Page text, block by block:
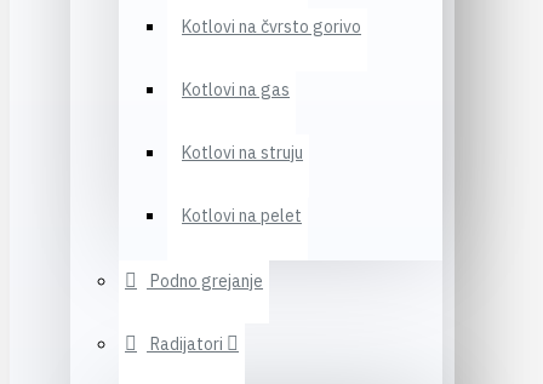
Kotlovi na čvrsto gorivo
Kotlovi na gas
Kotlovi na struju
Kotlovi na pelet
Podno grejanje
Radijatori